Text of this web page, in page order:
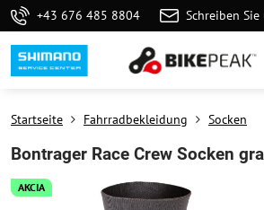
+43 676 485 8804 Schreiben Sie
AKCIA
Startseite Fahrradbekleidung Socken
Bontrager Race Crew Socken